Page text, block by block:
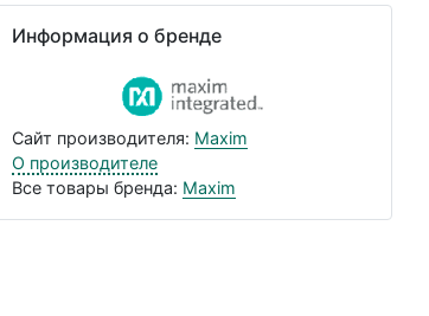
Информация о бренде
Сайт производителя: Maxim
О производителе
Все товары бренда: Maxim